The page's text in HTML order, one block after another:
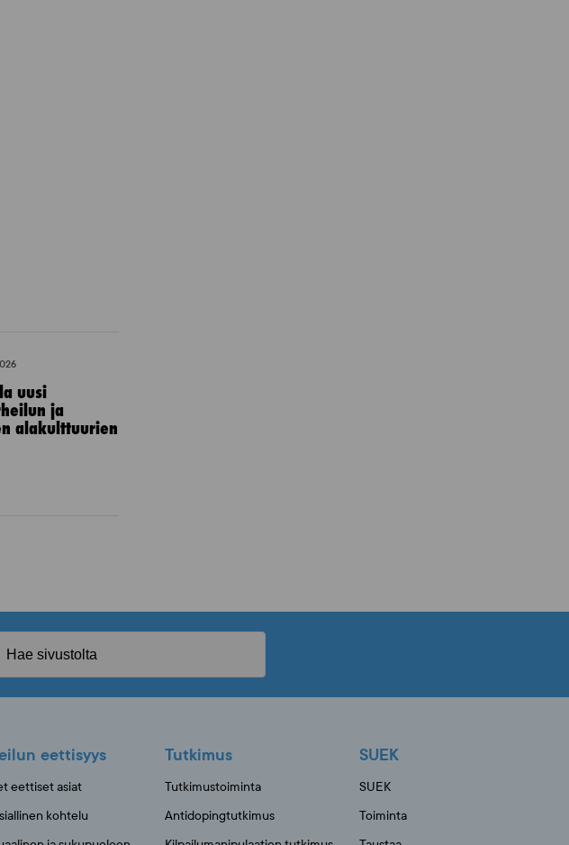
uusi
ja
alakulttuurien
eettisyys
eettiset asiat
kohtelu
Tutkimus
Tutkimustoiminta
Antidopingtutkimus
SUEK
SUEK
Toiminta